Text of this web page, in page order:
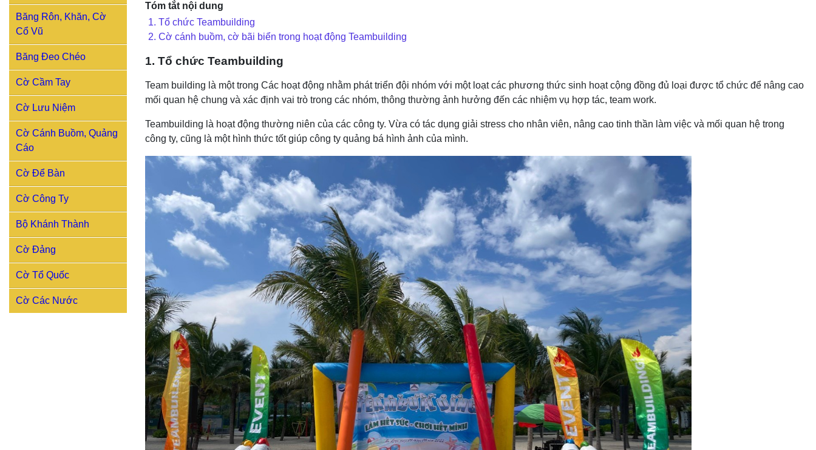
Băng Rôn, Khăn, Cờ
Cổ Vũ
Băng Đeo Chéo
Cờ Cầm Tay
Cờ Lưu Niệm
Cờ Cánh Buồm, Quảng
Cáo
Cờ Để Bàn
Cờ Công Ty
Bộ Khánh Thành
Cờ Đảng
Cờ Tổ Quốc
Cờ Các Nước
Tóm tắt nội dung
1. Tổ chức Teambuilding
2. Cờ cánh buồm, cờ bãi biển trong hoạt động Teambuilding
1. Tổ chức Teambuilding
Team building là một trong Các hoạt động nhằm phát triển đội nhóm với một loạt các phương thức sinh hoạt cộng đồng đủ loại được tổ chức để nâng cao
mối quan hệ chung và xác định vai trò trong các nhóm, thông thường ảnh hưởng đến các nhiệm vụ hợp tác, team work.
Teambuilding là hoạt động thường niên của các công ty. Vừa có tác dụng giải stress cho nhân viên, nâng cao tinh thần làm việc và mối quan hệ trong
công ty, cũng là một hình thức tốt giúp công ty quảng bá hình ảnh của mình.